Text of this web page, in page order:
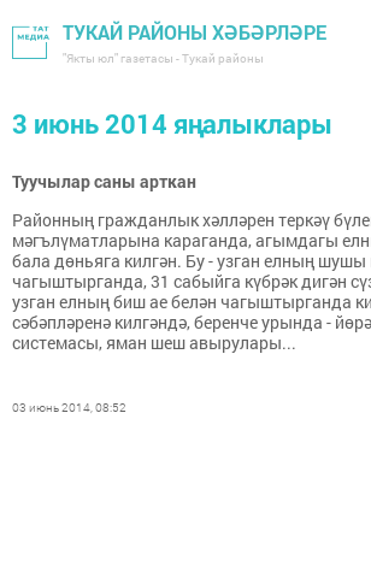
ТУКАЙ РАЙОНЫ ХӘБӘРЛӘРЕ
"Якты юл" газетасы - Тукай районы
3 июнь 2014 яңалыклары
Туучылар саны арткан
Районның гражданлык хәлләрен теркәү
мәгълүматларына караганда, агымдагы
бала дөньяга килгән. Бу - узган елның
чагыштырганда, 31 сабыйга күбрәк дигән
узган елның биш ае белән чагыштырганда
сәбәпләренә килгәндә, беренче урында -
системасы, яман шеш авырулары...
03 июнь 2014, 08:52